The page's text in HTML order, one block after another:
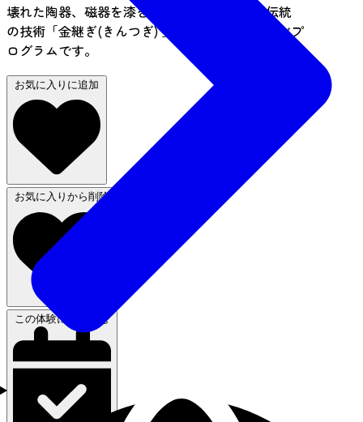
壊れた陶器、磁器を漆を使って修繕する日本伝統
の技術「金継ぎ(きんつぎ) 」をオンラインで学ぶプ
ログラムです。
お気に入りに追加
お気に入りから削除
この体験に申し込む